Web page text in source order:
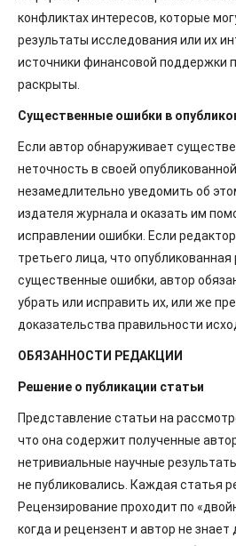
конфликтах интересов, которые
результаты исследования или их
источники финансовой поддержки
раскрыты.
Существенные ошибки в
Если автор обнаруживает
неточность в своей
незамедлительно уведомить об
издателя журнала и оказать им
исправлении ошибки. Если
третьего лица, что
существенные ошибки, автор
убрать или исправить их, или же
доказательства правильности
ОБЯЗАННОСТИ РЕДАКЦИИ
Решение о публикации статьи
Представление статьи на
что она содержит полученные
нетривиальные научные
не публиковались. Каждая статья
Рецензирование проходит по
когда и рецензент и автор не знает